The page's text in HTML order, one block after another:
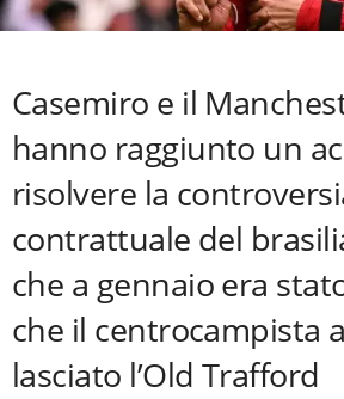
Casemiro e il
hanno raggiunto un
risolvere la
contrattuale del
che a gennaio era
che il centrocampista
lasciato l’Old Trafford